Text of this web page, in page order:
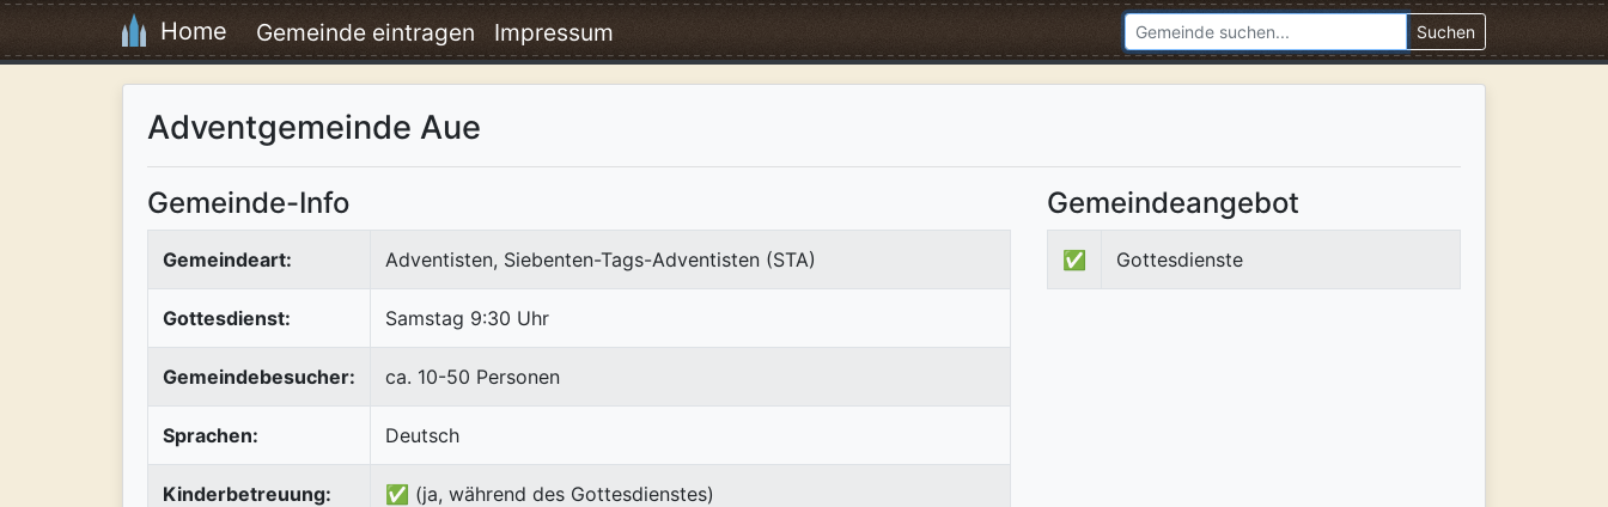
Home Gemeinde eintragen Impressum Suchen
Adventgemeinde Aue
Gemeinde-Info
Gemeindeart: Adventisten, Siebenten-Tags-Adventisten (STA)
Gottesdienst: Samstag 9:30 Uhr
Gemeindebesucher: ca. 10-50 Personen
Sprachen: Deutsch
Kinderbetreuung: ✅ (ja, während des Gottesdienstes)
Gemeindeangebot
✅ Gottesdienste